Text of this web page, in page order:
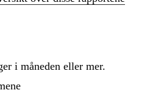
i måneden eller mer.